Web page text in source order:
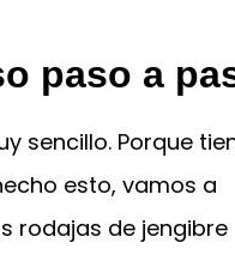
paso a
sencillo. Porque
esto, vamos a
rodajas de jengibre